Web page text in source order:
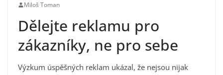
Miloš Toman
Dělejte reklamu pro
zákazníky, ne pro sebe
Výzkum úspěšných reklam ukázal, že nejsou nijak